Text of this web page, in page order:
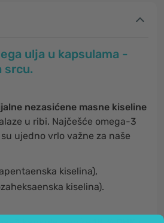
ulja u kapsulama -
srcu.
nezasićene masne kiseline
u ribi. Najčešće omega-3
ujedno vrlo važne za naše
kiselina),
kiselina).